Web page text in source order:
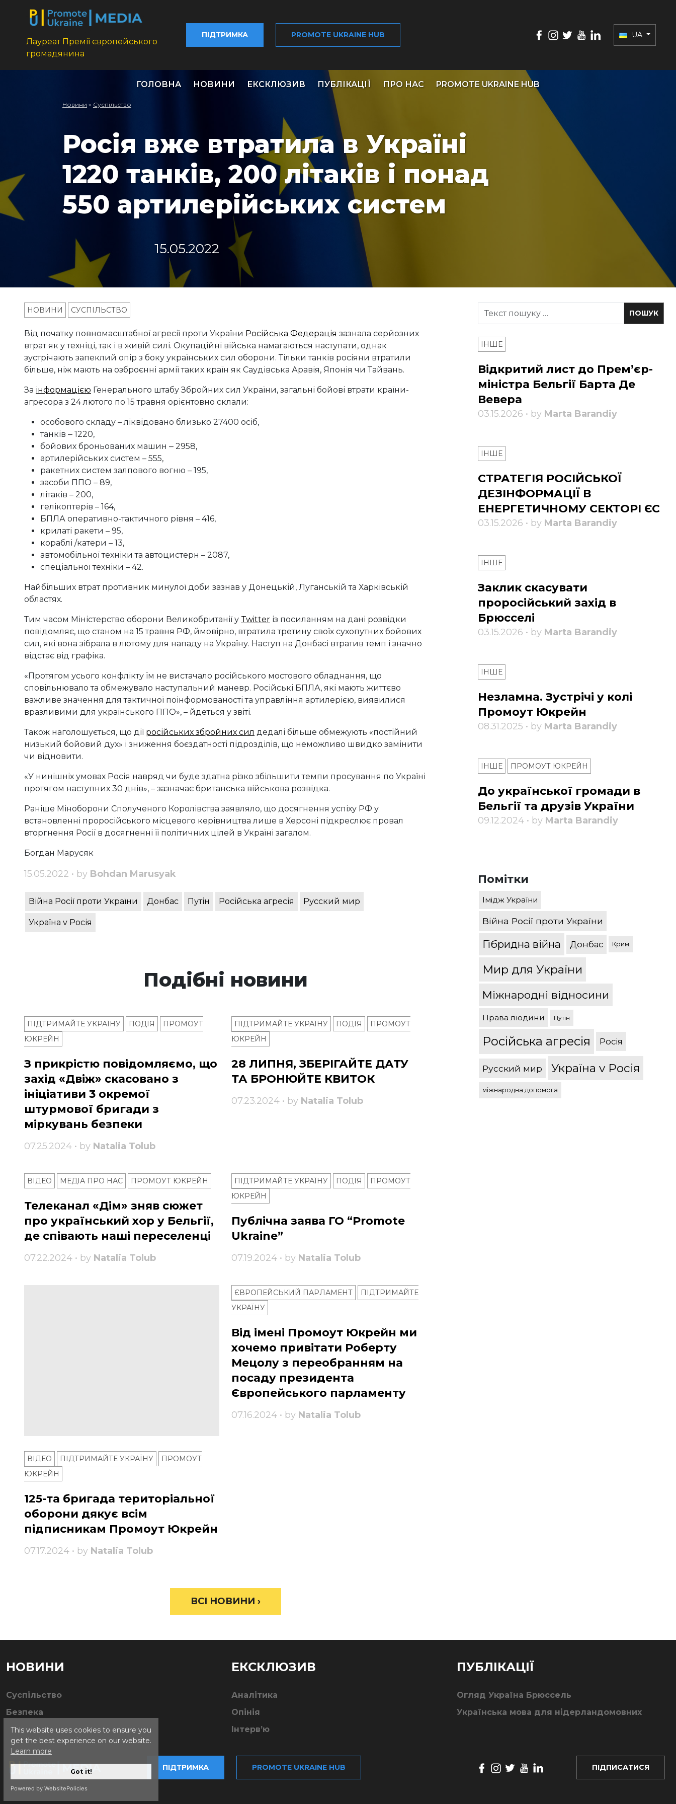
This website uses cookies to ensure you
get the best experience on our website.
Learn more
Got it!
Powered by WebsitePolicies
Лауреат Премії європейського
громадянина
ПІДТРИМКА PROMOTE UKRAINE HUB UA
ГОЛОВНА НОВИНИ ЕКСКЛЮЗИВ ПУБЛІКАЦІЇ ПРО НАС PROMOTE UKRAINE HUB
Новини » Суспільство
Росія вже втратила в Україні
1220 танків, 200 літаків і понад
550 артилерійських систем
15.05.2022
НОВИНИ СУСПІЛЬСТВО
Від початку повномасштабної агресії проти України Російська Федерація зазнала серйозних
втрат як у техніці, так і в живій силі. Окупаційні війська намагаються наступати, однак
зустрічають запеклий опір з боку українських сил оборони. Тільки танків росіяни втратили
більше, ніж мають на озброєнні армії таких країн як Саудівська Аравія, Японія чи Тайвань.
За інформацією Генерального штабу Збройних сил України, загальні бойові втрати країни-
агресора з 24 лютого по 15 травня орієнтовно склали:
особового складу – ліквідовано близько 27400 осіб,
танків ‒ 1220,
бойових броньованих машин ‒ 2958,
артилерійських систем – 555,
ракетних систем залпового вогню – 195,
засоби ППО – 89,
літаків – 200,
гелікоптерів – 164,
БПЛА оперативно-тактичного рівня – 416,
крилаті ракети – 95,
кораблі /катери – 13,
автомобільної техніки та автоцистерн – 2087,
спеціальної техніки – 42.
Найбільших втрат противник минулої доби зазнав у Донецькій, Луганській та Харківській
областях.
Тим часом Міністерство оборони Великобританії у Twitter із посиланням на дані розвідки
повідомляє, що станом на 15 травня РФ, ймовірно, втратила третину своїх сухопутних бойових
сил, які вона зібрала в лютому для нападу на Україну. Наступ на Донбасі втратив темп і значно
відстає від графіка.
«Протягом усього конфлікту їм не вистачало російського мостового обладнання, що
сповільнювало та обмежувало наступальний маневр. Російські БПЛА, які мають життєво
важливе значення для тактичної поінформованості та управління артилерією, виявилися
вразливими для українського ППО», – йдеться у звіті.
Також наголошується, що дії російських збройних сил дедалі більше обмежують «постійний
низький бойовий дух» і зниження боєздатності підрозділів, що неможливо швидко замінити
чи відновити.
«У нинішніх умовах Росія навряд чи буде здатна різко збільшити темпи просування по Україні
протягом наступних 30 днів», – зазначає британська військова розвідка.
Раніше Міноборони Сполученого Королівства заявляло, що досягнення успіху РФ у
встановленні проросійського місцевого керівництва лише в Херсоні підкреслює провал
вторгнення Росії в досягненні її політичних цілей в Україні загалом.
Богдан Марусяк
15.05.2022 • by Bohdan Marusyak
Війна Росії проти України Донбас Путін Російська агресія Русский мир
Україна v Росія
Подібні новини
ПІДТРИМАЙТЕ УКРАЇНУ ПОДІЯ
ПРОМОУТ
ЮКРЕЙН
З прикрістю повідомляємо, що
захід «Двіж» скасовано з
ініціативи 3 окремої
штурмової бригади з
міркувань безпеки
07.25.2024 • by Natalia Tolub
ПІДТРИМАЙТЕ УКРАЇНУ ПОДІЯ
ПРОМОУТ
ЮКРЕЙН
28 ЛИПНЯ, ЗБЕРІГАЙТЕ ДАТУ
ТА БРОНЮЙТЕ КВИТОК
07.23.2024 • by Natalia Tolub
ВІДЕО МЕДІА ПРО НАС ПРОМОУТ ЮКРЕЙН
Телеканал «Дім» зняв сюжет
про український хор у Бельгії,
де співають наші переселенці
07.22.2024 • by Natalia Tolub
ПІДТРИМАЙТЕ УКРАЇНУ ПОДІЯ
ПРОМОУТ
ЮКРЕЙН
Публічна заява ГО “Promote
Ukraine”
07.19.2024 • by Natalia Tolub
ВІДЕО ПІДТРИМАЙТЕ УКРАЇНУ
ПРОМОУТ
ЮКРЕЙН
125-та бригада територіальної
оборони дякує всім
підписникам Промоут Юкрейн
07.17.2024 • by Natalia Tolub
ЄВРОПЕЙСЬКИЙ ПАРЛАМЕНТ
ПІДТРИМАЙТЕ
УКРАЇНУ
Від імені Промоут Юкрейн ми
хочемо привітати Роберту
Мецолу з переобранням на
посаду президента
Європейського парламенту
07.16.2024 • by Natalia Tolub
ВСІ НОВИНИ ›
ІНШЕ
Відкритий лист до Прем’єр-
міністра Бельгії Барта Де
Вевера
03.15.2026 • by Marta Barandiy
ІНШЕ
СТРАТЕГІЯ РОСІЙСЬКОЇ
ДЕЗІНФОРМАЦІЇ В
ЕНЕРГЕТИЧНОМУ СЕКТОРІ ЄС
03.15.2026 • by Marta Barandiy
ІНШЕ
Заклик скасувати
проросійський захід в
Брюсселі
03.15.2026 • by Marta Barandiy
ІНШЕ
Незламна. Зустрічі у колі
Промоут Юкрейн
08.31.2025 • by Marta Barandiy
ІНШЕ ПРОМОУТ ЮКРЕЙН
До української громади в
Бельгії та друзів України
09.12.2024 • by Marta Barandiy
Помітки
Імідж України
Війна Росії проти України
Гібридна війна Донбас Крим
Мир для України
Міжнародні відносини
Права людини Путін
Російська агресія Росія
Русский мир Україна v Росія
міжнародна допомога
НОВИНИ
Суспільство
Безпека
ЕКСКЛЮЗИВ
Аналітика
Опінія
Інтерв’ю
ПУБЛІКАЦІЇ
Огляд Україна Брюссель
Українська мова для нідерландомовних
ПІДТРИМКА PROMOTE UKRAINE HUB ПІДПИСАТИСЯ